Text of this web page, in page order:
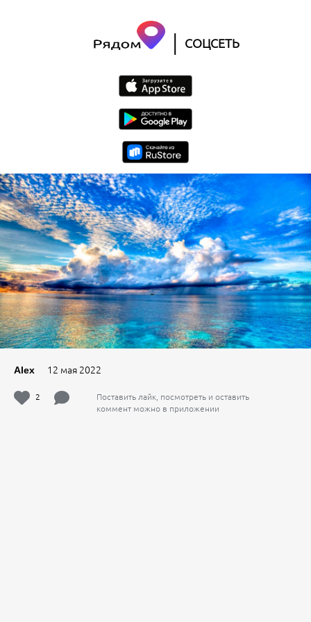
| СОЦСЕТЬ
Alex 12 мая 2022
2
Поставить лайк, посмотреть и оставить
коммент можно в приложении